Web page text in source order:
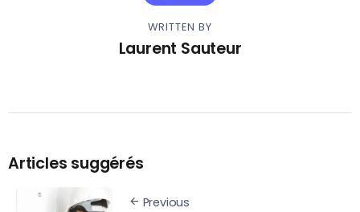
WRITTEN BY
Laurent Sauteur
Articles suggérés
Previous